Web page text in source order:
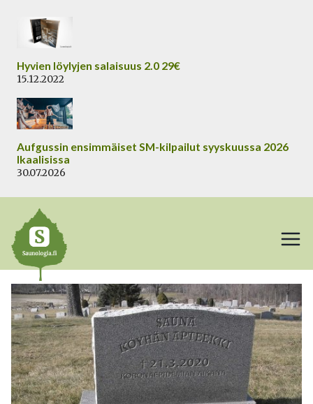
sisältöön
Hyvien löylyjen salaisuus 2.0 29€
15.12.2022
Aufgussin ensimmäiset SM-kilpailut syyskuussa 2026
Ikaalisissa
30.07.2026